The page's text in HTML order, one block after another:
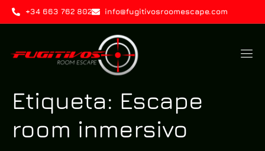
+34 663 762 802 info@fugitivosroomescape.com
Etiqueta: Escape
room inmersivo